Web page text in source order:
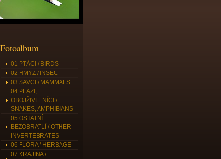
Fotoalbum
01 PTÁCI / BIRDS
02 HMYZ / INSECT
03 SAVCI / MAMMALS
04 PLAZI,
OBOJŽIVELNÍCI /
SNAKES, AMPHIBIANS
05 OSTATNÍ
BEZOBRATLÍ / OTHER
INVERTEBRATES
06 FLÓRA / HERBAGE
07 KRAJINA /